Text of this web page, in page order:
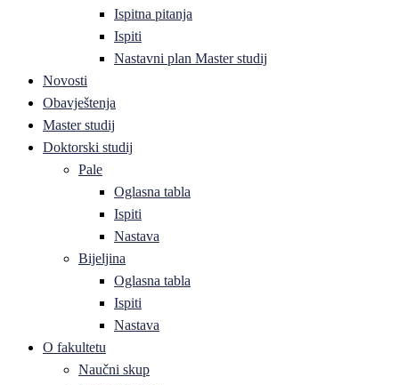
Ispitna pitanja
Ispiti
Nastavni plan Master studij
Novosti
Obavještenja
Master studij
Doktorski studij
Pale
Oglasna tabla
Ispiti
Nastava
Bijeljina
Oglasna tabla
Ispiti
Nastava
O fakultetu
Naučni skup